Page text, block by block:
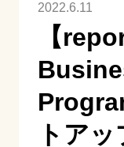
2022.6.11
【
トア